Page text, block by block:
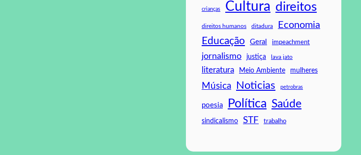
crianças Cultura direitos
direitos humanos ditadura Economia
Educação Geral impeachment
jornalismo justiça lava jato
literatura Meio Ambiente mulheres
Música Noticias petrobras
poesia Política Saúde
sindicalismo STF trabalho